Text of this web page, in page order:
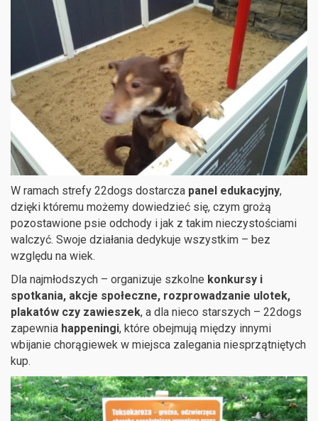
W ramach strefy 22dogs dostarcza panel edukacyjny,
dzięki któremu możemy dowiedzieć się, czym grożą
pozostawione psie odchody i jak z takim nieczystościami
walczyć. Swoje działania dedykuje wszystkim – bez
względu na wiek.
Dla najmłodszych – organizuje szkolne konkursy i
spotkania, akcje społeczne, rozprowadzanie ulotek,
plakatów czy zawieszek, a dla nieco starszych – 22dogs
zapewnia happeningi, które obejmują między innymi
wbijanie chorągiewek w miejsca zalegania niesprzątniętych
kup.